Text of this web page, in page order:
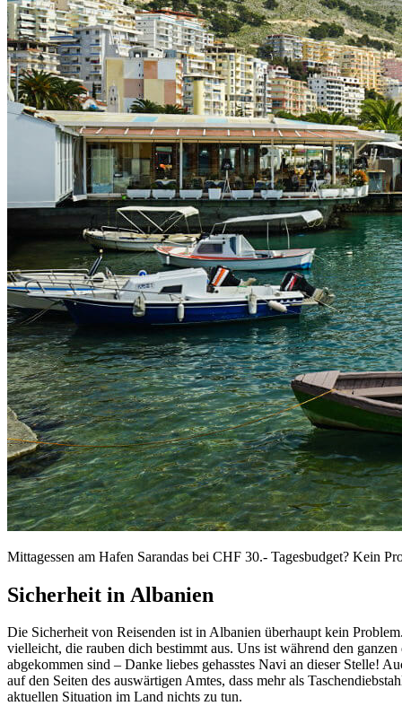
Mittagessen am Hafen Sarandas bei CHF 30.- Tagesbudget? Kein
Sicherheit in Albanien
Die Sicherheit von Reisenden ist in Albanien überhaupt kein
vielleicht, die rauben dich bestimmt aus. Uns ist während den
abgekommen sind – Danke liebes gehasstes Navi an dieser Stelle!
auf den Seiten des auswärtigen Amtes, dass mehr als
aktuellen Situation im Land nichts zu tun.